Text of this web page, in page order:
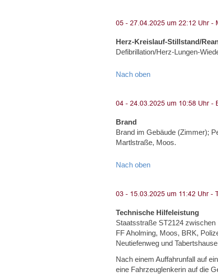
Herz-Kreislauf-Stillstand/
Defibrillation/Herz-Lungen-
Nach oben
Brand
Brand im Gebäude (Zimmer);
Martlstraße, Moos.
Nach oben
Technische Hilfeleistung
Staatsstraße ST2124
FF Aholming, Moos, BRK,
Neutiefenweg und
Nach einem Auffahrunfall auf
eine Fahrzeuglenkerin auf die